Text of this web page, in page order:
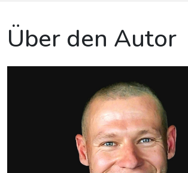
Über den Autor